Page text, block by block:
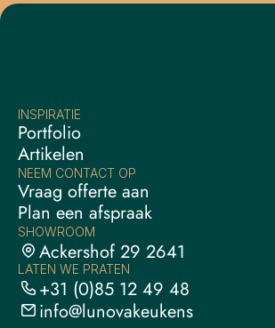
INSPIRATIE
Portfolio
Artikelen
NEEM CONTACT OP
Vraag offerte aan
Plan een afspraak
SHOWROOM
Ackershof 29 2641
DX Pijnacker
LATEN WE PRATEN
+31 (0)85 12 49 48
5
info@lunovakeukens